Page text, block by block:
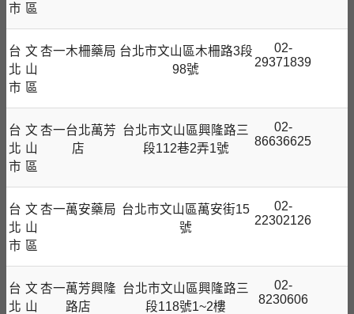
市 區
台
北
市
文
山
區
杏一木柵藥局 台北市文山區木柵路3段
98號
02-
29371839
台
北
市
文
山
區
杏一台北萬芳
店
台北市文山區興隆路三
段112巷2弄1號
02-
86636625
台
北
市
文
山
區
杏一萬安藥局 台北市文山區萬安街15
號
02-
22302126
台
北
文
山
杏一萬芳興隆
路店
台北市文山區興隆路三
段118號1~2樓
02-
8230606